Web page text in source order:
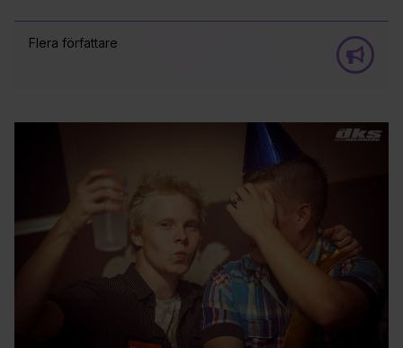
Flera författare